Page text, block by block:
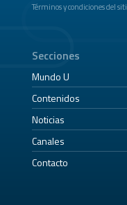
Términos y condiciones del
Secciones
Mundo U
Contenidos
Noticias
Canales
Contacto